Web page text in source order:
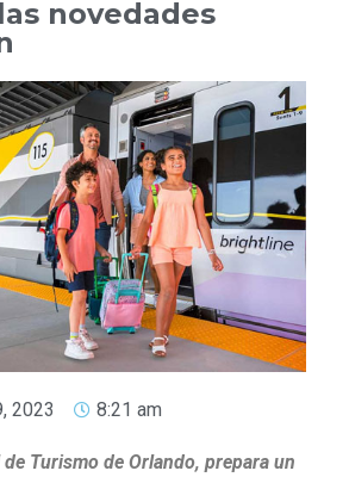
novedades
2023 8:21 am
Turismo de Orlando, prepara un